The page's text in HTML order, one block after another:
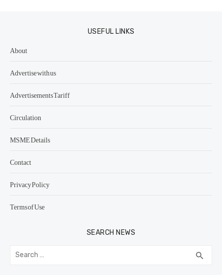
USEFUL LINKS
About
Advertise with us
Advertisements Tariff
Circulation
MSME Details
Contact
Privacy Policy
Terms of Use
SEARCH NEWS
Search
for: search